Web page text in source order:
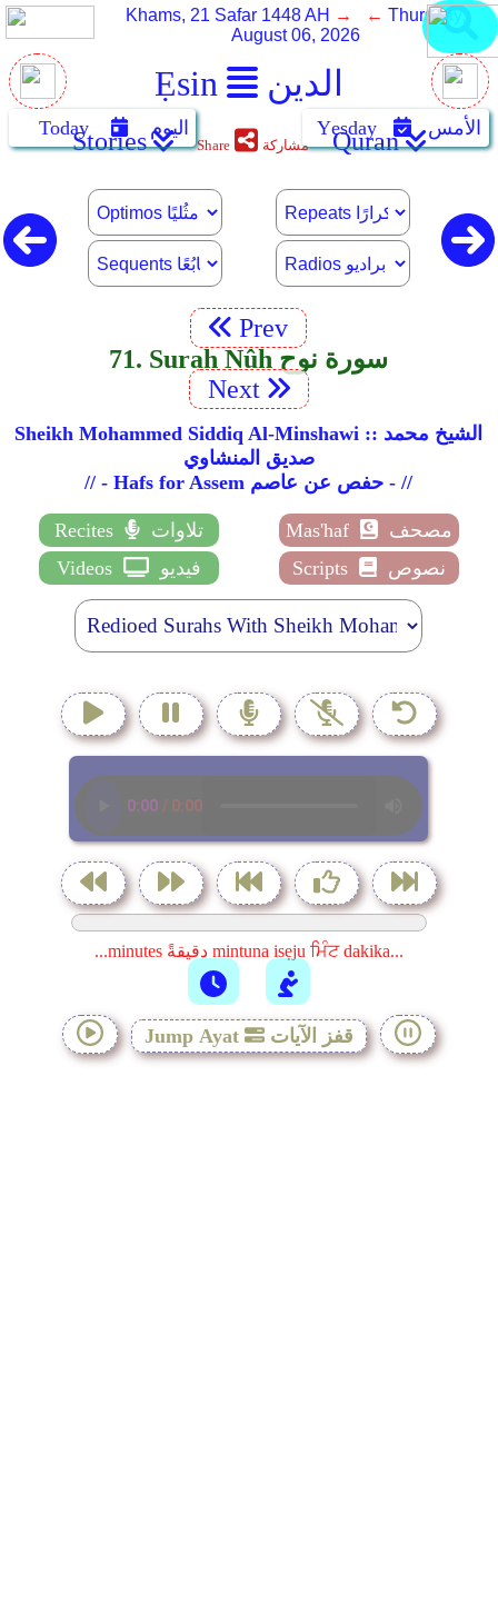
Ẹsin الدين
Khams, 21 Safar 1448 AH → ← Thursday,
August 06, 2026
Today اليوم Yẹsday الأمس Stories Share مشاركة Quran
Prev
71. Surah Nûh سورة نوح
Next
Sheikh Mohammed Siddiq Al-Minshawi :: الشيخ محمد
صديق المنشاوي
// - Hafs for Assem حفص عن عاصم - //
Recites تلاوات Mas'haf
مصحف
Videos
فيديو Scripts نصوص
...minutes دقيقةً mintuna isẹju ਮਿੰਟ dakika...
Jump Ayat قفز الآيات